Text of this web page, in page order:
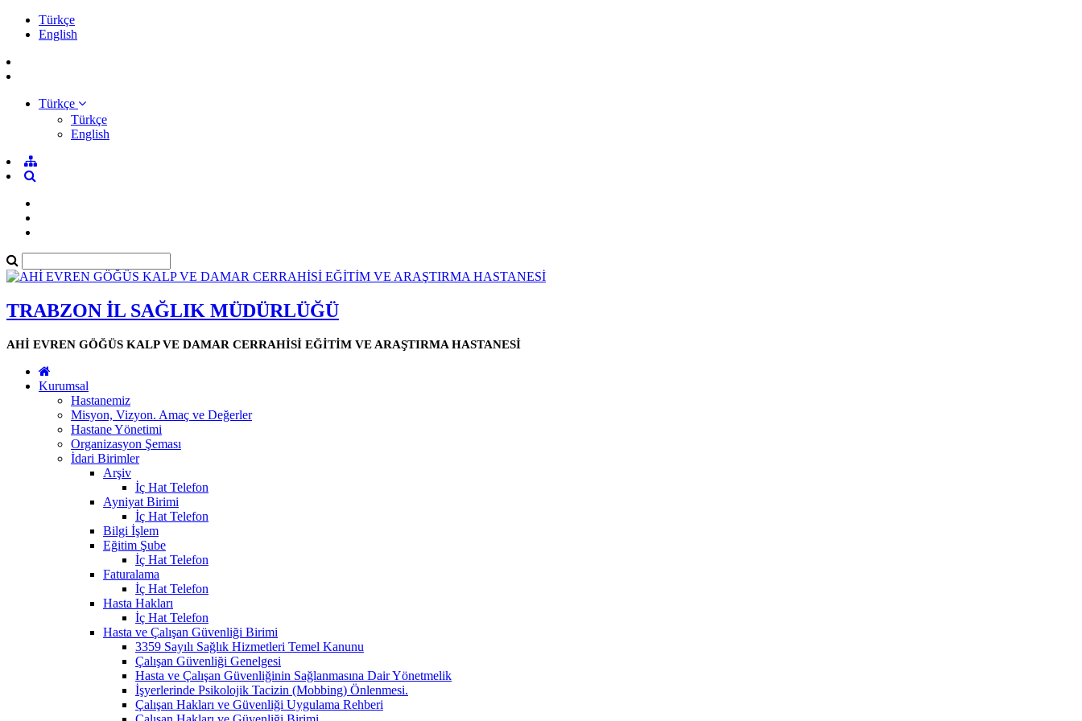
Türkçe
English
Türkçe
Türkçe
English
TRABZON İL SAĞLIK MÜDÜRLÜĞÜ
AHİ EVREN GÖĞÜS KALP VE DAMAR CERRAHİSİ EĞİTİM VE ARAŞTIRMA HASTANESİ
Kurumsal
Hastanemiz
Misyon, Vizyon. Amaç ve Değerler
Hastane Yönetimi
Organizasyon Şeması
İdari Birimler
Arşiv
İç Hat Telefon
Ayniyat Birimi
İç Hat Telefon
Bilgi İşlem
Eğitim Şube
İç Hat Telefon
Faturalama
İç Hat Telefon
Hasta Hakları
İç Hat Telefon
Hasta ve Çalışan Güvenliği Birimi
3359 Sayılı Sağlık Hizmetleri Temel Kanunu
Çalışan Güvenliği Genelgesi
Hasta ve Çalışan Güvenliğinin Sağlanmasına Dair Yönetmelik
İşyerlerinde Psikolojik Tacizin (Mobbing) Önlenmesi.
Çalışan Hakları ve Güvenliği Uygulama Rehberi